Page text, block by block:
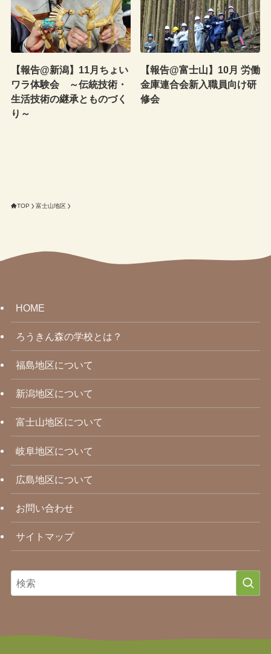
【報告@新潟】11月ちょい
ワラ体験会 ～伝統技術・
生活技術の継承とものづく
り～
【報告@富士山】10月 労働
金庫連合会新入職員向け研
修会
TOP 富士山地区
HOME
ろうきん森の学校とは？
福島地区について
新潟地区について
富士山地区について
岐阜地区について
広島地区について
お問い合わせ
サイトマップ